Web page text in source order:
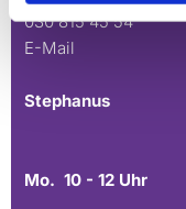
030 815 45 54
E-Mail
Stephanus
Mo. 10 - 12 Uhr